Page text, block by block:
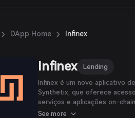
› DApp Home › Infinex
Infinex Lending
Infinex é um novo aplicativo
Synthetix, que oferece
serviços e aplicações on-
uma nova arquitetura de
See more